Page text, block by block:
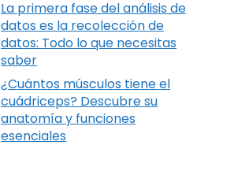
La primera fase del análisis de
datos es la recolección de
datos: Todo lo que necesitas
saber
¿Cuántos músculos tiene el
cuádriceps? Descubre su
anatomía y funciones
esenciales